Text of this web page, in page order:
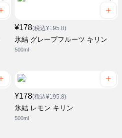
¥178(税込¥195.8)
氷結 グレープフルーツ キリン
500ml
¥178(税込¥195.8)
氷結 レモン キリン
500ml